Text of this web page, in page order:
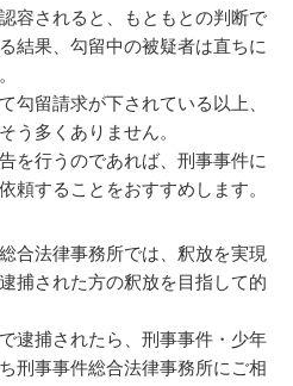
容されると、もともとの判断で
結果、勾留中の被疑者は直ちに
勾留請求が下されている以上、
う多くありません。
を行うのであれば、刑事事件に
頼することをおすすめします。
合法律事務所では、釈放を実現
捕された方の釈放を目指して的
逮捕されたら、刑事事件・少年
刑事事件総合法律事務所にご相